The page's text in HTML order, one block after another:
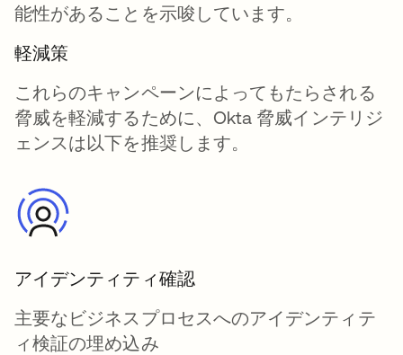
能性があることを示唆しています。
軽減策
これらのキャンペーンによってもたらされる
脅威を軽減するために、Okta 脅威インテリジ
ェンスは以下を推奨します。
アイデンティティ確認
主要なビジネスプロセスへのアイデンティテ
ィ検証の埋め込み